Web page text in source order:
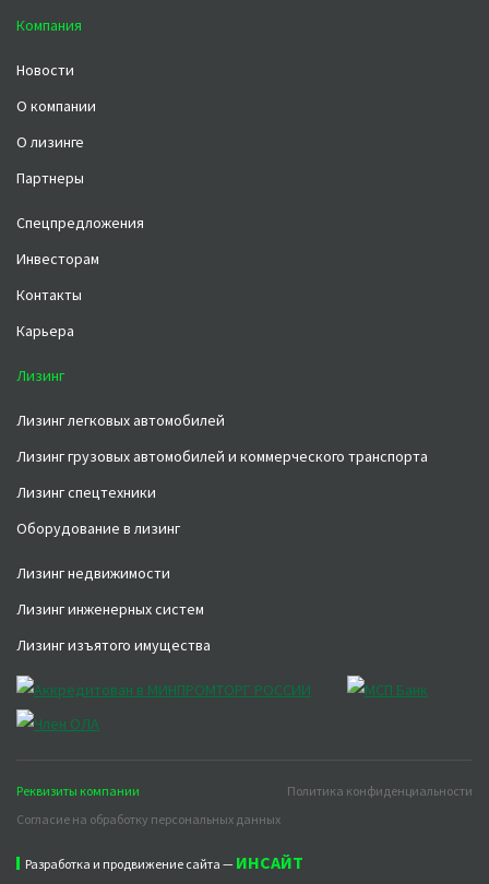
Компания
Новости
О компании
О лизинге
Партнеры
Спецпредложения
Инвесторам
Контакты
Карьера
Лизинг
Лизинг легковых автомобилей
Лизинг грузовых автомобилей и коммерческого транспорта
Лизинг спецтехники
Оборудование в лизинг
Лизинг недвижимости
Лизинг инженерных систем
Лизинг изъятого имущества
Реквизиты компании
Политика конфиденциальности
Согласие на обработку персональных данных
Разработка и продвижение сайта — ИНСАЙТ